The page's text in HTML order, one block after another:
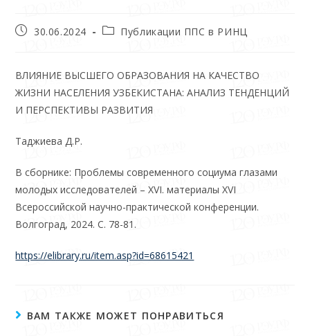
30.06.2024 Публикации ППС в РИНЦ
ВЛИЯНИЕ ВЫСШЕГО ОБРАЗОВАНИЯ НА КАЧЕСТВО
ЖИЗНИ НАСЕЛЕНИЯ УЗБЕКИСТАНА: АНАЛИЗ ТЕНДЕНЦИЙ
И ПЕРСПЕКТИВЫ РАЗВИТИЯ
Таджиева Д.Р.
В сборнике: Проблемы современного социума глазами
молодых исследователей – XVI. материалы XVI
Всероссийской научно-практической конференции.
Волгоград, 2024. С. 78-81.
https://elibrary.ru/item.asp?id=68615421
ВАМ ТАКЖЕ МОЖЕТ ПОНРАВИТЬСЯ